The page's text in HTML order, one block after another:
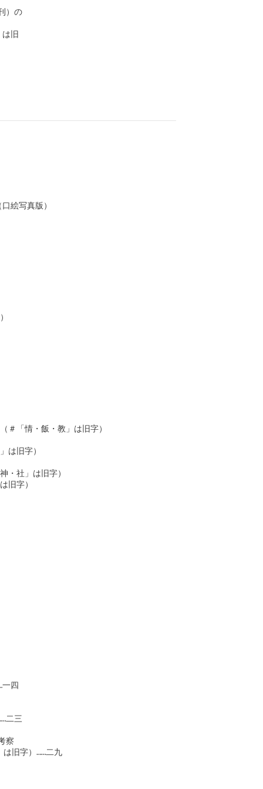
）の
旧
字）　　　（口絵写真版）
「飯・青」は旧字）
化（＃「摂」は旧字）
「飯」は旧字）
＃「青」は旧字）
教科書（＃「情・飯・教」は旧字）
＃「煉」は旧字）
社（＃「社・造」は旧字）
（＃「飯・青・神・社」は旧字）
（＃「神・社・真」は旧字）
＃「郷」は旧字）
「飯」は旧字）
「郷」は旧字）
飯・次」は旧字）
」は旧字）
一四
二三
察
は旧字）……二九